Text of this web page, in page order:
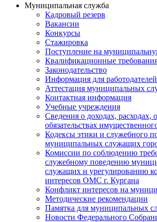
Муниципальная служба
Кадровый резерв
Вакансии
Конкурсы
Стажировка
Поступление на
Квалификационные
Законодательство
Информация для работодателей
Аттестация муниципальных
Контактная информация
Учебные учреждения
Сведения о доходах, расходах,
обязательствах
Кодексы этики и служебного
муниципальных служащих
Комиссии по соблюдению
служебному поведению
служащих и урегулированию
интересов ОМС г. Кургана
Конфликт интересов на
Методические рекомендации
Памятка для муниципальных
Новости Федерального